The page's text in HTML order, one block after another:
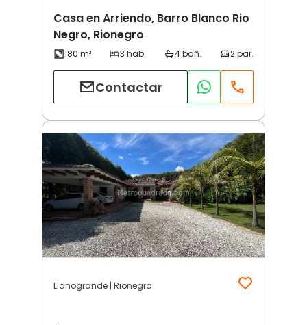
Casa en Arriendo, Barro Blanco Rio
Negro, Rionegro
Contactar
Llanogrande | Rionegro